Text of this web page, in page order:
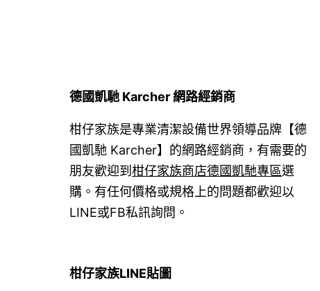
德國凱馳 Karcher 網路經銷商
柑仔家族是專業清潔設備世界領導品牌【德
國凱馳 Karcher】的網路經銷商，有需要的
朋友歡迎到 柑仔家族商店德國凱馳專區選
購。有任何價格或規格上的問題都歡迎以
LINE或FB私訊詢問。
柑仔家族LINE貼圖